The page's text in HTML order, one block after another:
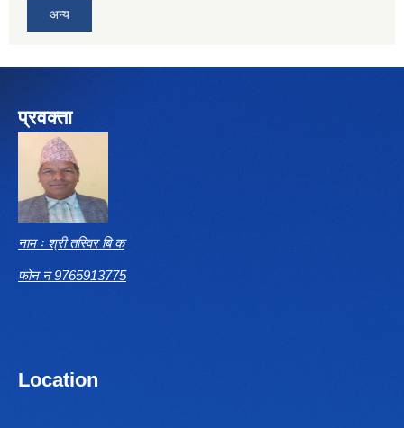
अन्य
प्रवक्ता
नाम ः श्री तस्विर बि क
फोन न 9765913775
Location